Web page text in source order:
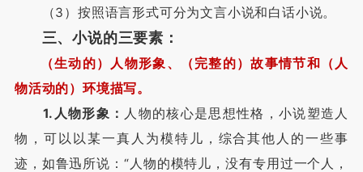
（3）按照语言形式可分为文言小说和白话小说。
三、小说的三要素：
（生动的）人物形象、（完整的）故事情节和（人
物活动的）环境描写。
1.人物形象： 人物的核心是思想性格，小说塑造人
物，可以以某一真人为模特儿，综合其他人的一些事
迹，如鲁迅所说：“人物的模特儿，没有专用过一个人，